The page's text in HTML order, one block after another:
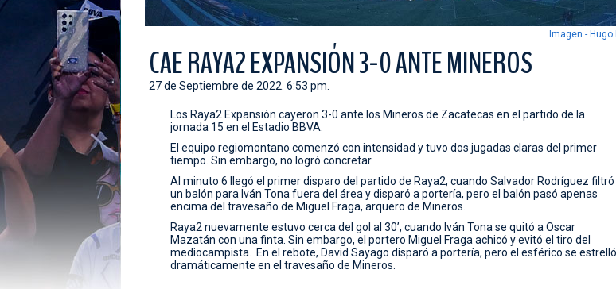
Imagen -
CAE RAYA2 EXPANSIÓN 3-0 ANTE MINEROS
27 de Septiembre de 2022. 6:53 pm.
Los Raya2 Expansión cayeron 3-0 ante los Mineros de Zacatecas en el partido de la
jornada 15 en el Estadio BBVA.
El equipo regiomontano comenzó con intensidad y tuvo dos jugadas claras del primer
tiempo. Sin embargo, no logró concretar.
Al minuto 6 llegó el primer disparo del partido de Raya2, cuando Salvador Rodríguez filtró
un balón para Iván Tona fuera del área y disparó a portería, pero el balón pasó apenas
encima del travesaño de Miguel Fraga, arquero de Mineros.
Raya2 nuevamente estuvo cerca del gol al 30’, cuando Iván Tona se quitó a Oscar
Mazatán con una finta. Sin embargo, el portero Miguel Fraga achicó y evitó el tiro del
mediocampista. En el rebote, David Sayago disparó a portería, pero el esférico se estrelló
dramáticamente en el travesaño de Mineros.